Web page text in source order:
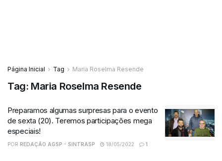
Página Inicial Tag Maria Roselma Resende
Tag: Maria Roselma Resende
Preparamos algumas surpresas para o evento
de sexta (20). Teremos participações mega
especiais!
POR REDAÇÃO AGSP - SINTRASP 18/05/2022 1